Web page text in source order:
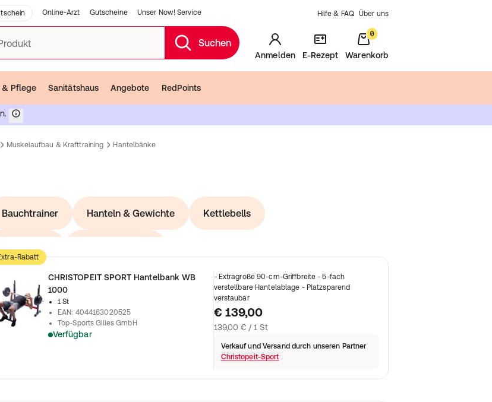
Online-Arzt Gutscheine Unser Now! Service Hilfe & FAQ Über uns
Suchen
Anmelden E-Rezept
0
Warenkorb
& Pflege Sanitätshaus Angebote RedPoints
Muskelaufbau & Krafttraining Hantelbänke
Bauchtrainer Hanteln & Gewichte Kettlebells
Rabatt
CHRISTOPEIT SPORT Hantelbank WB
1000
1 St
EAN: 4044163020525
Top-Sports Gilles GmbH
Verfügbar
- Extragroße 90-cm-Griffbreite - 5-fach
verstellbare Hantelablage - Platzsparend
verstaubar
€ 139,00
139,00 € / 1 St
Verkauf und Versand durch unseren Partner
Christopeit-Sport